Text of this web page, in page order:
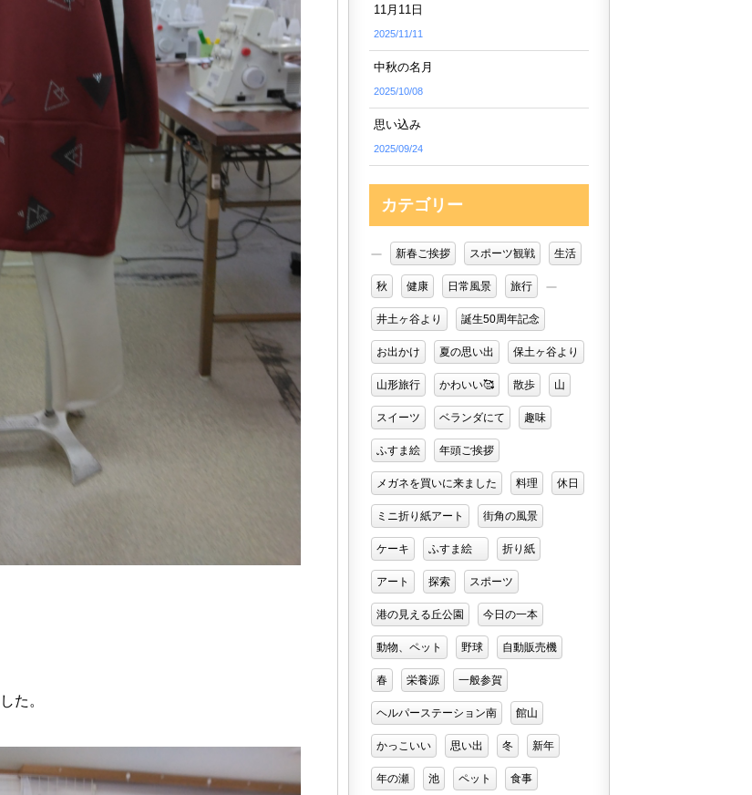
た。
11月11日
2025/11/11
中秋の名月
2025/10/08
思い込み
2025/09/24
カテゴリー
新春ご挨拶 スポーツ観戦 生活
秋 健康 日常風景 旅行
井土ヶ谷より 誕生50周年記念
お出かけ 夏の思い出 保土ヶ谷より
山形旅行 かわいい🥰 散歩 山
スイーツ ベランダにて 趣味
ふすま絵 年頭ご挨拶
メガネを買いに来ました 料理 休日
ミニ折り紙アート 街角の風景
ケーキ ふすま絵 折り紙
アート 探索 スポーツ
港の見える丘公園 今日の一本
動物、ペット 野球 自動販売機
春 栄養源 一般参賀
ヘルパーステーション南 館山
かっこいい 思い出 冬 新年
年の瀬 池 ペット 食事